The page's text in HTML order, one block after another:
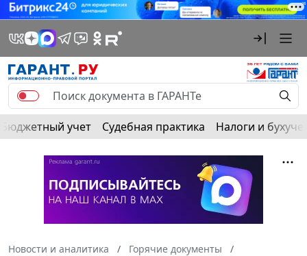
Бюджетный учет Судебная практика Налоги и
Новости и аналитика
Горячие документы